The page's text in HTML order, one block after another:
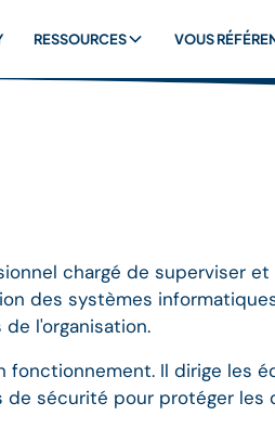
RESSOURCES VOUS
chargé de superviser
des systèmes
l'organisation.
fonctionnement. Il dirige les
sécurité pour protéger les